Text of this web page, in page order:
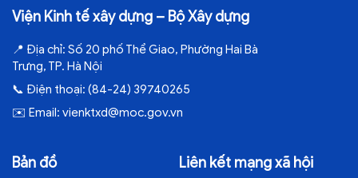
Viện Kinh tế xây dựng – Bộ Xây dựng
📍 Địa chỉ: Số 20 phố Thể Giao, Phường Hai Bà
Trưng, TP. Hà Nội
📞 Điện thoại: (84-24) 39740265
✉️ Email: vienktxd@moc.gov.vn
Bản đồ Liên kết mạng xã hội